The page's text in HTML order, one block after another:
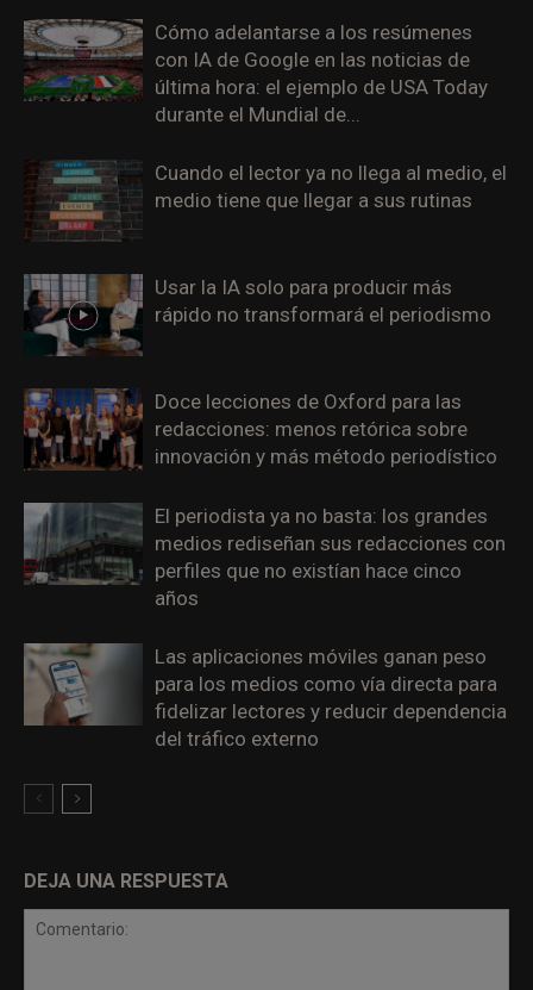
Cómo adelantarse a los resúmenes
con IA de Google en las noticias de
última hora: el ejemplo de USA Today
durante el Mundial de...
Cuando el lector ya no llega al medio, el
medio tiene que llegar a sus rutinas
Usar la IA solo para producir más
rápido no transformará el periodismo
Doce lecciones de Oxford para las
redacciones: menos retórica sobre
innovación y más método periodístico
El periodista ya no basta: los grandes
medios rediseñan sus redacciones con
perfiles que no existían hace cinco
años
Las aplicaciones móviles ganan peso
para los medios como vía directa para
fidelizar lectores y reducir dependencia
del tráfico externo
DEJA UNA RESPUESTA